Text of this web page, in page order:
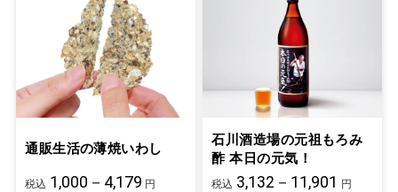
通販生活の薄焼いわし
税込 1,000－4,179 円
石川酒造場の元祖もろみ
酢 本日の元気！
税込 3,132－11,901 円